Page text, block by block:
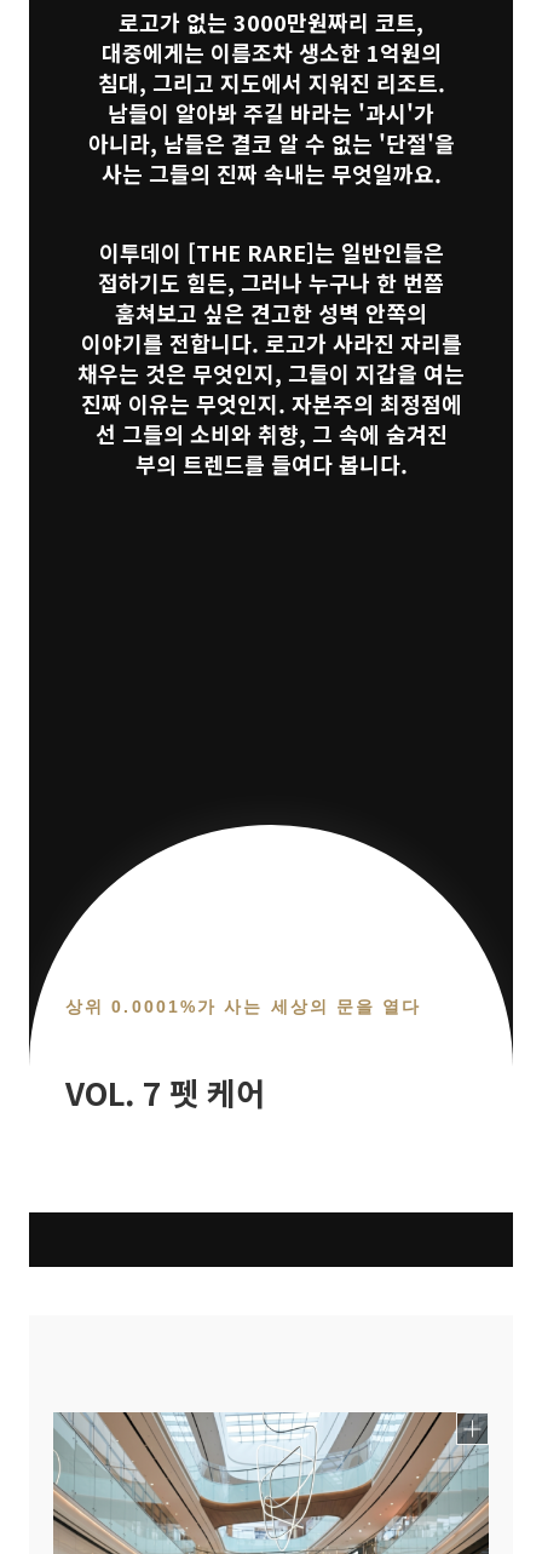
로고가 없는 3000만원짜리 코트,
대중에게는 이름조차 생소한 1억원의
침대, 그리고 지도에서 지워진 리조트.
남들이 알아봐 주길 바라는 '과시'가
아니라, 남들은 결코 알 수 없는 '단절'을
사는 그들의 진짜 속내는 무엇일까요.
이투데이 [THE RARE]는 일반인들은
접하기도 힘든, 그러나 누구나 한 번쯤
훔쳐보고 싶은 견고한 성벽 안쪽의
이야기를 전합니다. 로고가 사라진 자리를
채우는 것은 무엇인지, 그들이 지갑을 여는
진짜 이유는 무엇인지. 자본주의 최정점에
선 그들의 소비와 취향, 그 속에 숨겨진
부의 트렌드를 들여다 봅니다.
상위 0.0001%가 사는 세상의 문을 열다
VOL. 7 펫 케어